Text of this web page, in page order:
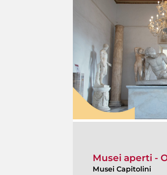
Musei aperti -
Musei Capitolini